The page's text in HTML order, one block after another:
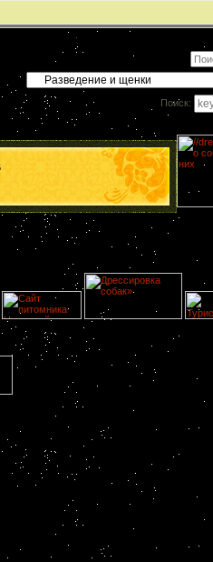
ПОПУЛЯРНОГО
Поиск: